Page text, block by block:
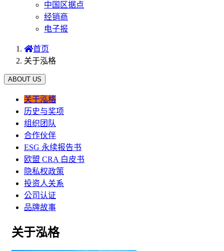
中国区据点
经销商
电子报
首页
关于泓格
ABOUT US
关于泓格
历史与奖项
组织团队
合作伙伴
ESG 永续报告书
欧盟 CRA 白皮书
隐私权政策
投资人关系
公司认证
品牌故事
关于泓格